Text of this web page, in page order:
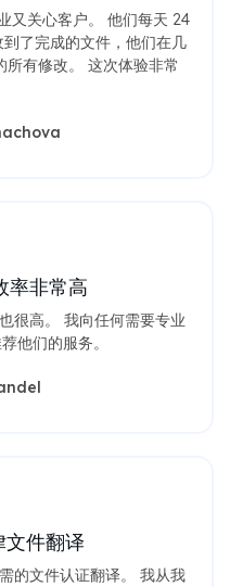
又关心客户。 他们每天 24
了完成的文件，他们在几
有修改。 这次体验非常
非常高
很高。 我向任何需要专业
他们的服务。
文件翻译
的文件认证翻译。 我从我